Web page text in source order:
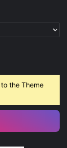
the Theme